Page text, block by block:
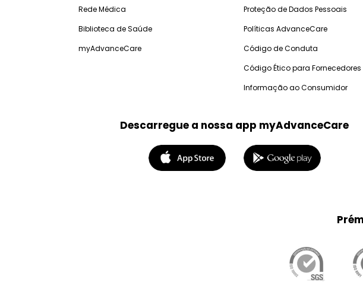
Rede Médica
Biblioteca de Saúde
myAdvanceCare
Proteção de Dados Pessoais
Políticas AdvanceCare
Código de Conduta
Código Ético para Fornecedores
Informação ao Consumidor
Descarregue a nossa app myAdvanceCare